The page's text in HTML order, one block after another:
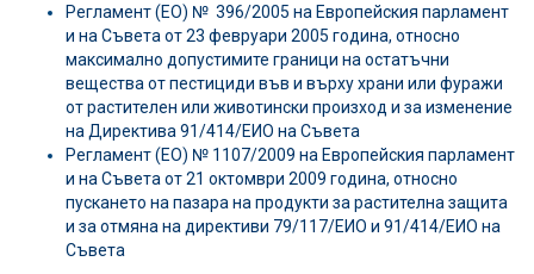
Регламент (ЕО) № 396/2005 на Европейския парламент
и на Съвета от 23 февруари 2005 година, относно
максимално допустимите граници на остатъчни
вещества от пестициди във и върху храни или фуражи
от растителен или животински произход и за изменение
на Директива 91/414/ЕИО на Съвета
Регламент (ЕО) № 1107/2009 на Европейския парламент
и на Съвета от 21 октомври 2009 година, относно
пускането на пазара на продукти за растителна защита
и за отмяна на директиви 79/117/ЕИО и 91/414/ЕИО на
Съвета